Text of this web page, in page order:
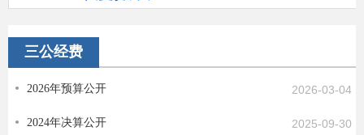
三公经费
2026年预算公开 2026-03-04
2024年决算公开 2025-09-30